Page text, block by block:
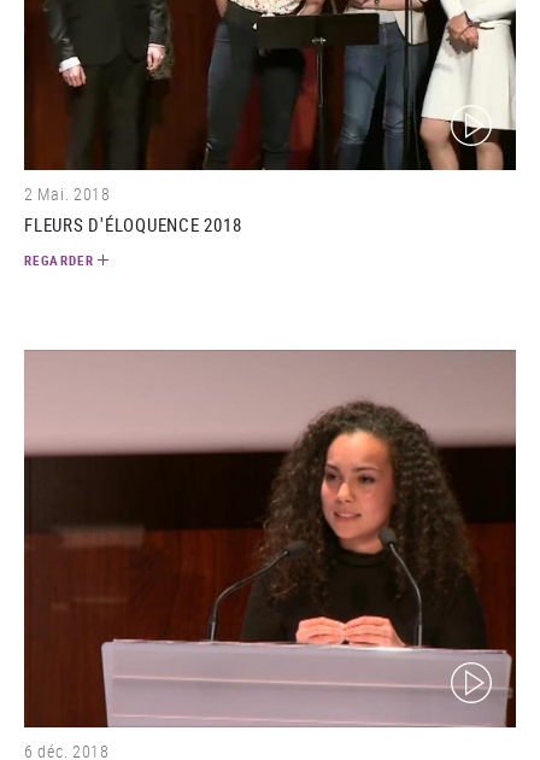
(video)
2 Mai. 2018
FLEURS D'ÉLOQUENCE 2018
REGARDER
(video)
6 déc. 2018